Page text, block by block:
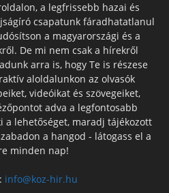
a legfrissebb hazai és
csapatunk fáradhatatlanul
a magyarországi és a
De mi nem csak a hírekről
arra is, hogy Te is részese
aloldalunkon az olvasók
videóikat és szövegeiket,
adva a legfontosabb
a lehetőséget, maradj tájékozott
a hangod - látogass el a
minden nap!
info@koz-hir.hu